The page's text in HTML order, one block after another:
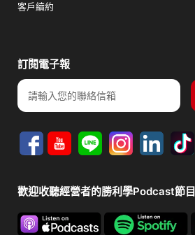
客戶續約
訂閱電子報
Email
歡迎收聽經營者的勝利學Podcast節目